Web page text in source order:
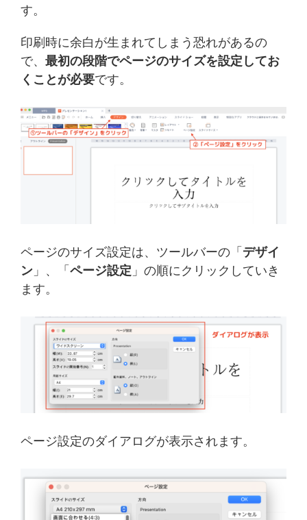
す。
印刷時に余白が生まれてしまう恐れがあるの
で、 最初の段階でページのサイズを設定してお
くことが必要です。
ページのサイズ設定は、ツールバーの「デザイ
ン 」、「ページ設定 」の順にクリックしていき
ます。
ページ設定のダイアログが表示されます。